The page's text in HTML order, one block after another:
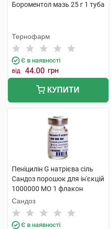
Бороментол мазь 25 г 1 туба
Тернофарм
Є в наявності
від 44.00 грн
КУПИТИ
Пеніцилін G натрієва сіль
Сандоз порошок для ін'єкцій
1000000 МО 1 флакон
Сандоз
Є в наявності